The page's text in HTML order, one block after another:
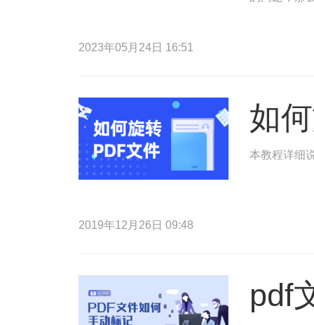
2023年05月24日 16:51
如
本教程详细
2019年12月26日 09:48
pdf